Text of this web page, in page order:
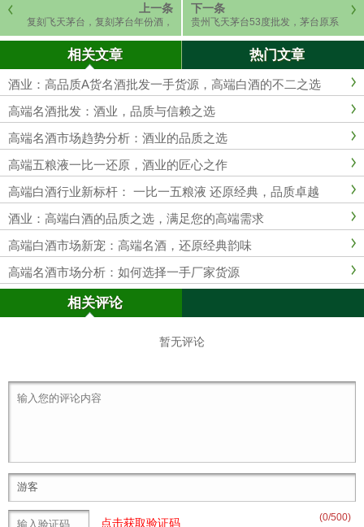
上一条
复刻飞天茅台，复刻茅台年份酒，
一比一A货。
下一条
贵州飞天茅台53度批发，茅台原系
列酒厂家直销
相关文章 热门文章
酒业：高品质A货名酒批发一手货源，高端白酒的不二之选
高端名酒批发：酒业，品质与信赖之选
高端名酒市场趋势分析：酒业的品质之选
高端五粮液一比一还原，酒业的匠心之作
高端白酒行业新标杆： 一比一五粮液 还原经典，品质卓越
酒业：高端白酒的品质之选，满足您的高端需求
高端白酒市场新宠：高端名酒，还原经典韵味
高端名酒市场分析：如何选择一手厂家货源
相关评论
暂无评论
(0/500)
点击获取验证码